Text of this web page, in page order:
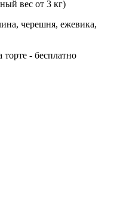
вес от 3 кг)
черешня, ежевика,
- бесплатно